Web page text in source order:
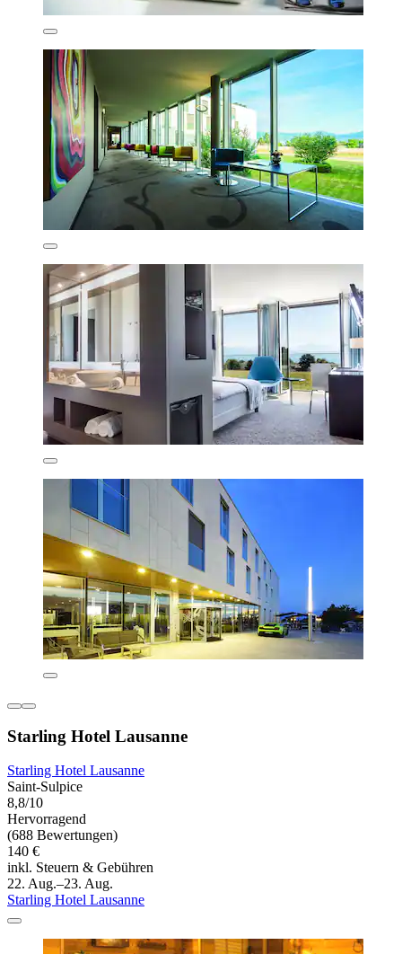
Starling Hotel Lausanne
Starling Hotel Lausanne
Saint-Sulpice
8,8/10
Hervorragend
(688 Bewertungen)
140 €
inkl. Steuern & Gebühren
22. Aug.–23. Aug.
Starling Hotel Lausanne